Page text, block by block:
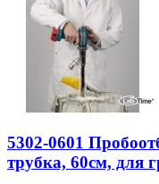
5302-0601
трубка, 60см, для